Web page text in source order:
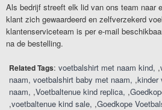
Als bedrijf streeft elk lid van ons team naar
klant zich gewaardeerd en zelfverzekerd
klantenserviceteam is per e-mail
na de bestelling.
Related Tags: voetbalshirt met naam kind ,
naam voetbalshirt baby met naam ,kinder
naam ,Voetbaltenue kind replica ,
,voetbaltenue kind sale ,Goedkope